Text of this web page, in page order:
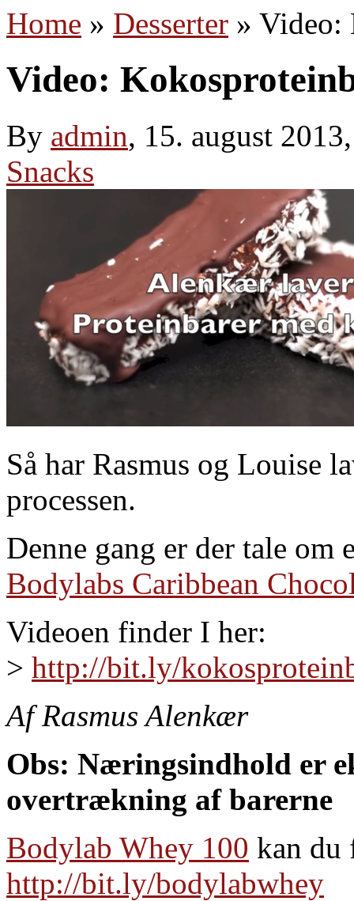
Home » Desserter » Video:
Video:
By admin, 15. august
Snacks
Så har Rasmus og Louise
processen.
Denne gang er der tale om
Bodylabs Caribbean
Videoen finder I her:
> http://bit.ly/
Af Rasmus Alenkær
Obs: Næringsindhold er
overtrækning af barerne
Bodylab Whey 100 kan du
http://bit.ly/bodylabwhey